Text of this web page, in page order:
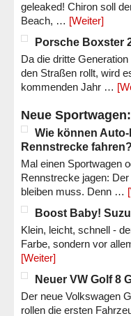
geleaked! Chiron soll
Beach, … [Weiter]
Porsche Boxster
Da die dritte
den Straßen rollt, wird
kommenden Jahr …
Neue Sportwagen:
Wie können
Rennstrecke fahren?
Mal einen Sportwagen
Rennstrecke jagen:
bleiben muss. Denn …
Boost Baby!
Klein, leicht, schnell -
Farbe, sondern vor
[Weiter]
Neuer VW Golf 8
Der neue Volkswagen
rollen die ersten